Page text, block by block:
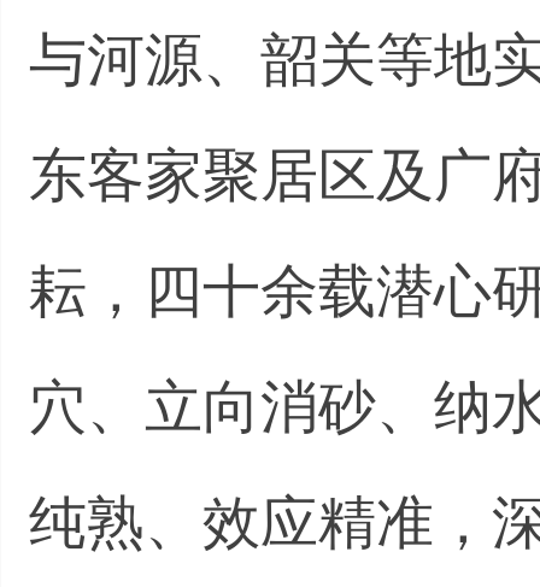
与河源、韶关等地
东客家聚居区及广
耘，四十余载潜心
穴、立向消砂、纳
纯熟、效应精准，